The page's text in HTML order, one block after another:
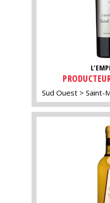
Sud Ouest Saint-